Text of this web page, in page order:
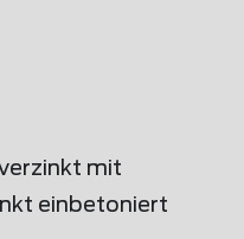
mit
einbetoniert